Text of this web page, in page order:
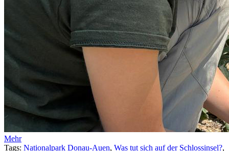
Mehr
Tags: Nationalpark Donau-Auen, Was tut sich auf der Schlossinsel?,